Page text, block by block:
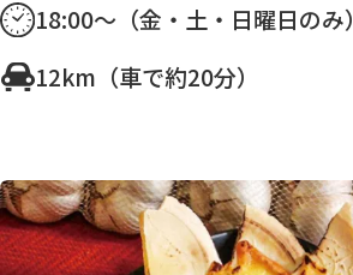
18:00～（金・土・日曜日のみ）
12km（車で約20分）